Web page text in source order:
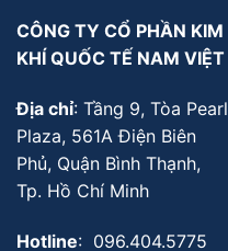
CÔNG TY CỔ PHẦN KIM
KHÍ QUỐC TẾ NAM VIỆT
Địa chỉ: Tầng 9, Tòa Pearl
Plaza, 561A Điện Biên
Phủ, Quận Bình Thạnh,
Tp. Hồ Chí Minh
Hotline: 096.404.5775